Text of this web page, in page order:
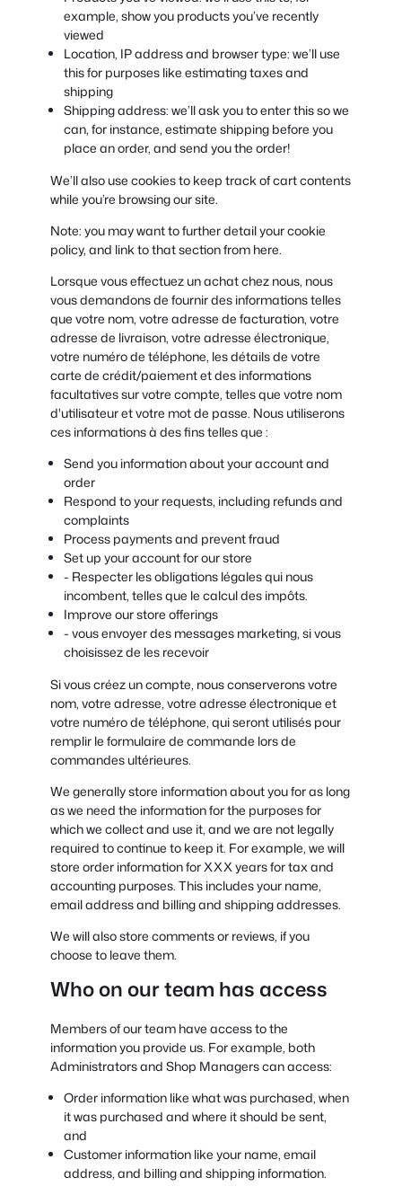
example, show you products you’ve recently
viewed
Location, IP address and browser type: we’ll use
this for purposes like estimating taxes and
shipping
Shipping address: we’ll ask you to enter this so we
can, for instance, estimate shipping before you
place an order, and send you the order!
We’ll also use cookies to keep track of cart contents
while you’re browsing our site.
Note: you may want to further detail your cookie
policy, and link to that section from here.
Lorsque vous effectuez un achat chez nous, nous
vous demandons de fournir des informations telles
que votre nom, votre adresse de facturation, votre
adresse de livraison, votre adresse électronique,
votre numéro de téléphone, les détails de votre
carte de crédit/paiement et des informations
facultatives sur votre compte, telles que votre nom
d'utilisateur et votre mot de passe. Nous utiliserons
ces informations à des fins telles que :
Send you information about your account and
order
Respond to your requests, including refunds and
complaints
Process payments and prevent fraud
Set up your account for our store
- Respecter les obligations légales qui nous
incombent, telles que le calcul des impôts.
Improve our store offerings
- vous envoyer des messages marketing, si vous
choisissez de les recevoir
Si vous créez un compte, nous conserverons votre
nom, votre adresse, votre adresse électronique et
votre numéro de téléphone, qui seront utilisés pour
remplir le formulaire de commande lors de
commandes ultérieures.
We generally store information about you for as long
as we need the information for the purposes for
which we collect and use it, and we are not legally
required to continue to keep it. For example, we will
store order information for XXX years for tax and
accounting purposes. This includes your name,
email address and billing and shipping addresses.
We will also store comments or reviews, if you
choose to leave them.
Who on our team has access
Members of our team have access to the
information you provide us. For example, both
Administrators and Shop Managers can access:
Order information like what was purchased, when
it was purchased and where it should be sent,
and
Customer information like your name, email
address, and billing and shipping information.